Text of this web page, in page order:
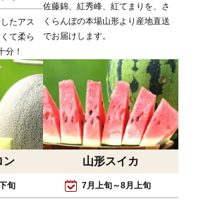
たアス
て柔ら
分！
佐藤錦、紅秀峰、紅てまりを、さ
くらんぼの本場山形より産地直送
でお届けします。
ン
旬
山形スイカ
7月上旬～8月上旬